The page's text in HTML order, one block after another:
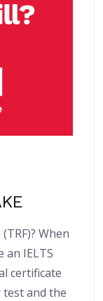
When
an IELTS
certificate
and the